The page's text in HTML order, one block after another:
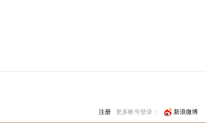
注册 更多帐号登录： 新浪微博